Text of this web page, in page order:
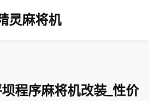
灵麻将机
程序麻将机改装_性价